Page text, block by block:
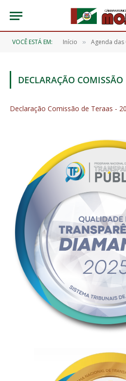
VOCÊ ESTÁ EM: Início » Agenda das
DECLARAÇÃO
Declaração Comissão de Teraas -